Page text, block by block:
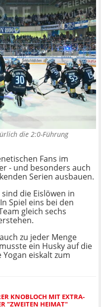
die 2:0-Führung
Fans im
- und besonders auch
Serien ausbauen.
die Eislöwen in
Spiel eins bei den
gleich sechs
zu jeder Menge
ein Husky auf die
eiskalt zum
KNOBLOCH MIT EXTRA-
"ZWEITEN HEIMAT"